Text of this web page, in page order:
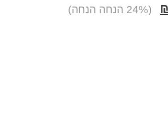
(24% הנחה הנחה)